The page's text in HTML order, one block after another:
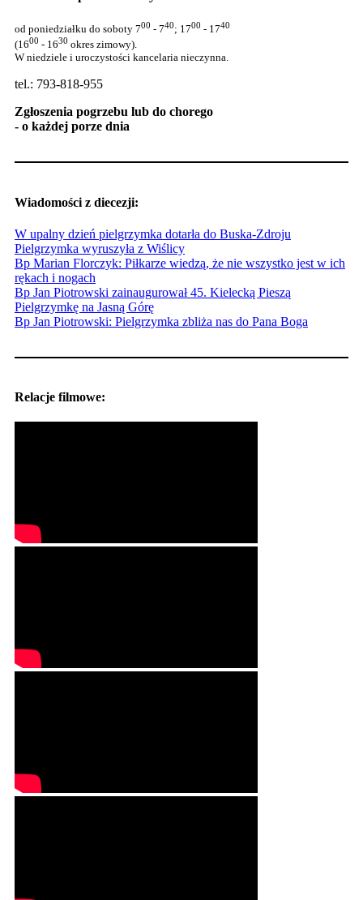
od poniedziałku do soboty 700 - 740; 1700 - 1740
(1600 - 1630 okres zimowy).
W niedziele i uroczystości kancelaria nieczynna.
tel.: 793-818-955
Zgłoszenia pogrzebu lub do chorego
- o każdej porze dnia
Wiadomości z diecezji:
W upalny dzień pielgrzymka dotarła do Buska-Zdroju
Pielgrzymka wyruszyła z Wiślicy
Bp Marian Florczyk: Piłkarze wiedzą, że nie wszystko jest w ich
rękach i nogach
Bp Jan Piotrowski zainaugurował 45. Kielecką Pieszą
Pielgrzymkę na Jasną Górę
Bp Jan Piotrowski: Pielgrzymka zbliża nas do Pana Boga
Relacje filmowe: